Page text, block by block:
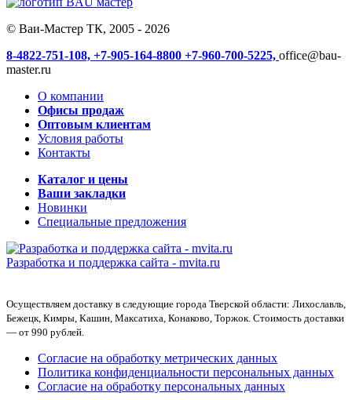
© Ваи-Мастер ТК, 2005 - 2026
8-4822-751-108, +7-905-164-8800 +7-960-700-5225, office@bau-
master.ru
О компании
Офисы продаж
Оптовым клиентам
Условия работы
Контакты
Каталог и цены
Ваши закладки
Новинки
Специальные предложения
Разработка и поддержка сайта - mvita.ru
Осуществляем доставку в следующие города Тверской области: Лихославль,
Бежецк, Кимры, Кашин, Максатиха, Конаково, Торжок. Стоимость доставки
— от 990 рублей.
Согласие на обработку метрических данных
Политика конфиденциальности персональных данных
Согласие на обработку персональных данных